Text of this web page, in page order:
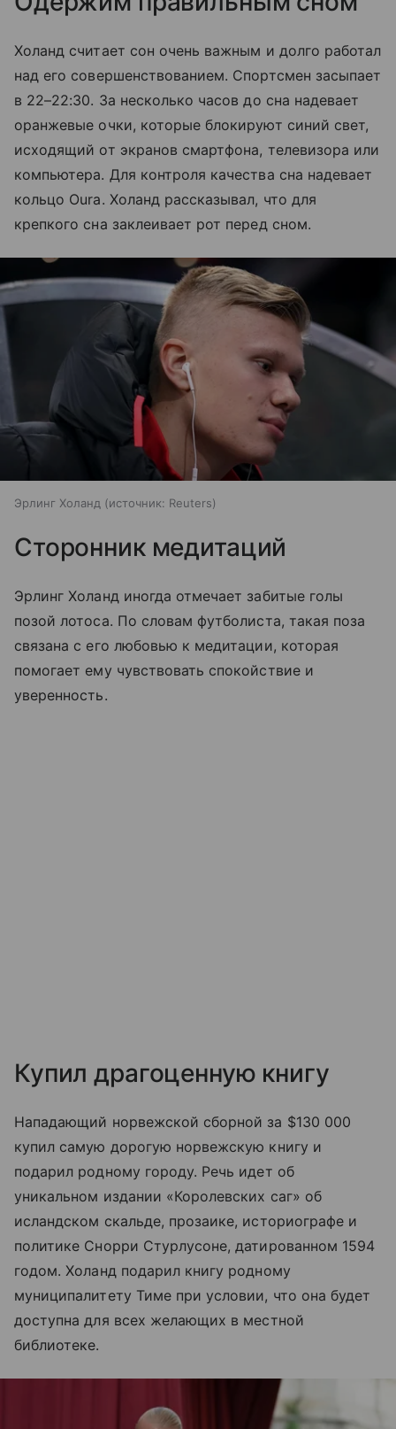
Холанд считает сон очень важным и долго работал
над его совершенствованием. Спортсмен засыпает
в 22–22:30. За несколько часов до сна надевает
оранжевые очки, которые блокируют синий свет,
исходящий от экранов смартфона, телевизора или
компьютера. Для контроля качества сна надевает
кольцо Oura. Холанд рассказывал, что для
крепкого сна заклеивает рот перед сном.
Эрлинг Холанд источник: Reuters
Сторонник медитаций
Эрлинг Холанд иногда отмечает забитые голы
позой лотоса. По словам футболиста, такая поза
связана с его любовью к медитации, которая
помогает ему чувствовать спокойствие и
уверенность.
Купил драгоценную книгу
Нападающий норвежской сборной за $130 000
купил самую дорогую норвежскую книгу и
подарил родному городу. Речь идет об
уникальном издании «Королевских саг» об
исландском скальде, прозаике, историографе и
политике Снорри Стурлусоне, датированном 1594
годом. Холанд подарил книгу родному
муниципалитету Тиме при условии, что она будет
доступна для всех желающих в местной
библиотеке.